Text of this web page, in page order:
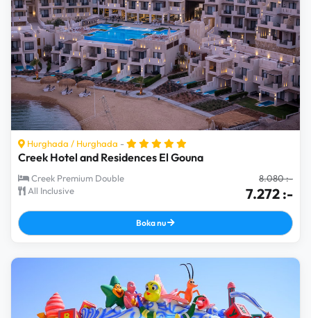
Hurghada / Hurghada -
Creek Hotel and Residences El Gouna
Creek Premium Double
All Inclusive
8.080 :-
7.272 :-
Boka nu